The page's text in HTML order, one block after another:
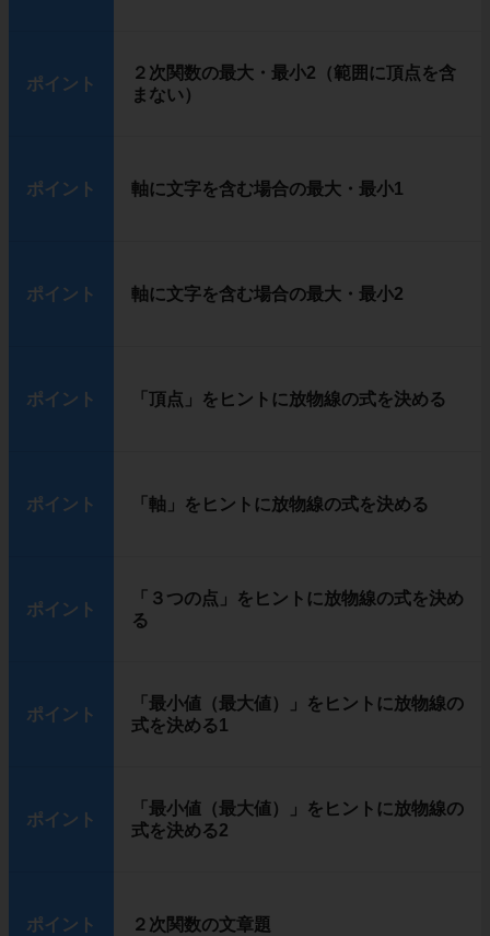
ポイント
２次関数の最大・最小2（範囲に頂点を含
まない）
ポイント 軸に文字を含む場合の最大・最小1
ポイント 軸に文字を含む場合の最大・最小2
ポイント 「頂点」をヒントに放物線の式を決める
ポイント 「軸」をヒントに放物線の式を決める
ポイント
「３つの点」をヒントに放物線の式を決め
る
ポイント
「最小値（最大値）」をヒントに放物線の
式を決める1
ポイント
「最小値（最大値）」をヒントに放物線の
式を決める2
ポイント ２次関数の文章題